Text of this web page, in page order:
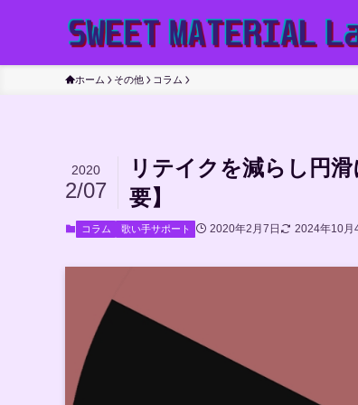
ホーム その他 コラム
リテイクを減らし円
要】
2020
2/07
コラム 歌い手サポート 2020年2月7日 2024年10月